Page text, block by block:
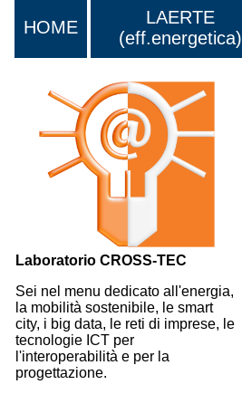
HOME
LAERTE
(eff.energetica)
Laboratorio CROSS-TEC
Sei nel menu dedicato all'energia,
la mobilità sostenibile, le smart
city, i big data, le reti di imprese, le
tecnologie ICT per
l'interoperabilità e per la
progettazione.